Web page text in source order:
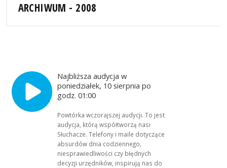
ARCHIWUM - 2008
Najbliższa audycja w
poniedziałek, 10 sierpnia po
godz. 01:00
Powtórka wczorajszej audycji. To jest
audycja, którą współtworzą nasi
Słuchacze. Telefony i maile dotyczące
absurdów dnia codziennego,
niesprawiedliwości czy błędnych
decyzji urzędników, inspirują nas do